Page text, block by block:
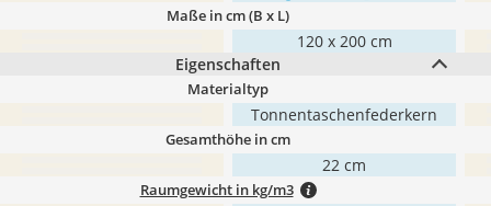
Maße in cm (B x L)
120 x 200 cm
Eigenschaften
Materialtyp
Tonnentaschenfederkern
Gesamthöhe in cm
22 cm
Raumgewicht in kg/m3